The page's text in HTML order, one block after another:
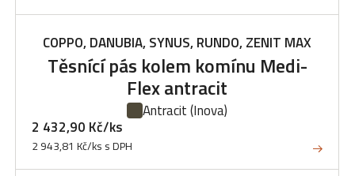
COPPO, DANUBIA, SYNUS, RUNDO, ZENIT MAX
Těsnící pás kolem komínu Medi-
Flex antracit
Antracit(Inova)
2 432,90 Kč/ks
2 943,81 Kč/ks s DPH